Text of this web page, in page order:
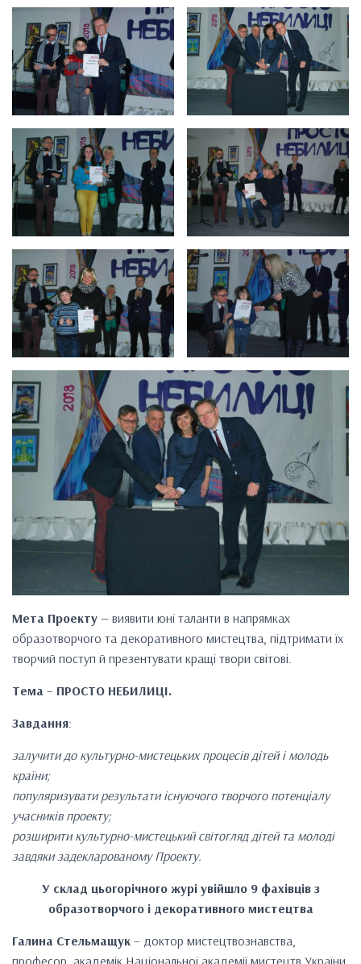
Мета Проекту — виявити юні таланти в напрямках
образотворчого та декоративного мистецтва, підтримати їх
творчий поступ й презентувати кращі твори світові.
Тема – ПРОСТО НЕБИЛИЦІ.
Завдання:
залучити до культурно-мистецьких процесів дітей і молодь
країни;
популяризувати результати існуючого творчого потенціалу
учасників проекту;
розширити культурно-мистецький світогляд дітей та молоді
завдяки задекларованому Проекту.
У склад цьогорічного журі увійшло 9 фахівців з
образотворчого і декоративного мистецтва
Галина Стельмащук – доктор мистецтвознавства,
професор, академік Національної академії мистецтв України,